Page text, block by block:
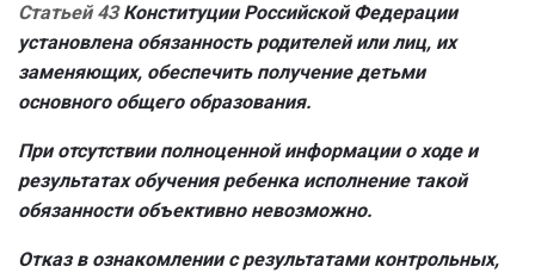
Статьей 43Конституции Российской Федерации
установлена обязанность родителей или лиц, их
заменяющих, обеспечить получение детьми
основного общего образования.
При отсутствии полноценной информации о ходе и
результатах обучения ребенка исполнение такой
обязанности объективно невозможно.
Отказ в ознакомлении с результатами контрольных,